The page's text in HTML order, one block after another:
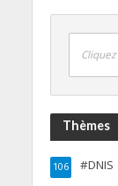
Thèmes
#DNIS
106